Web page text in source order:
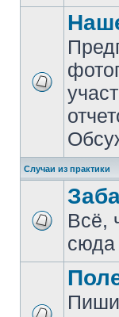
Случаи из практики
Всё,
сюда